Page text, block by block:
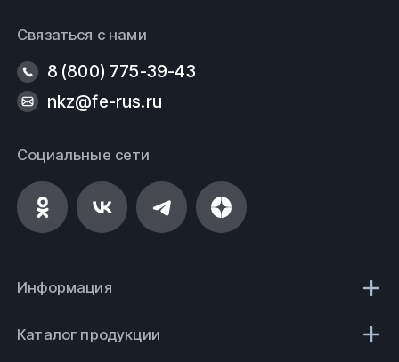
Связаться с нами
8 (800) 775-39-43
nkz@fe-rus.ru
Социальные сети
Информация
Каталог продукции